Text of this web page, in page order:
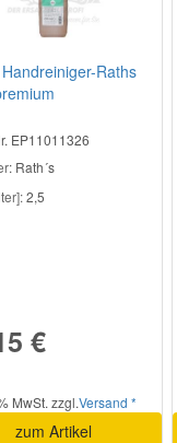
Handreiniger-Raths
EP11011326
: Rath´s
2,5
€
MwSt. zzgl.Versand *
zum Artikel